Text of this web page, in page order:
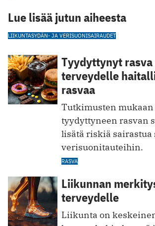
Lue lisää jutun aiheesta
LIIKUNTASYDÄN- JA VERISUONISAIRAUDET
Tyydyttynyt rasva
terveydelle
rasvaa
Tutkimusten mukaan
tyydyttyneen rasvan
lisätä riskiä sairastua
verisuonitauteihin.
RASVA
Liikunnan
terveydelle
Liikunta on